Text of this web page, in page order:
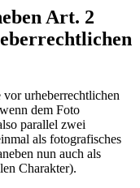
Art. 2
urheberrechtlichen
dem Foto
parallel zwei
als fotografisches
nun auch als
Charakter).